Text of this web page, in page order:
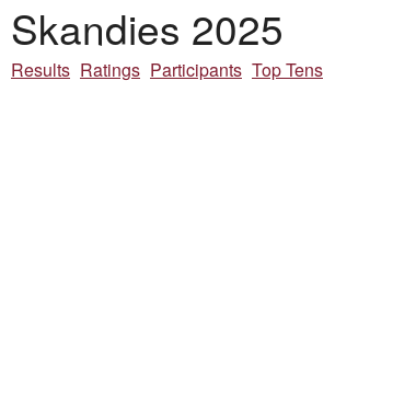
Skandies 2025
Results Ratings Participants Top Tens